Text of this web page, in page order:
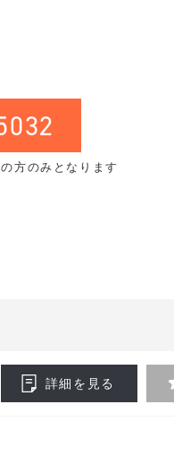
方のみとなります
詳細を見る